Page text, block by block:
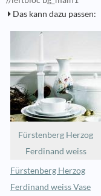
Das kann dazu passen:
Fürstenberg Herzog
Ferdinand weiss
Fürstenberg Herzog
Ferdinand weiss Vase